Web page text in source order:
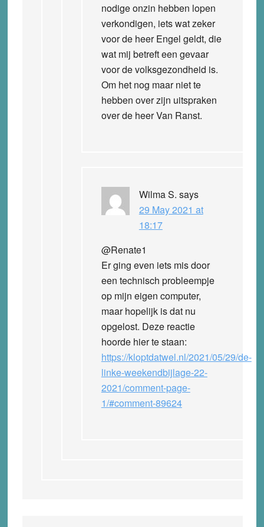
nodige onzin hebben lopen
verkondigen, iets wat zeker
voor de heer Engel geldt, die
wat mij betreft een gevaar
voor de volksgezondheid is.
Om het nog maar niet te
hebben over zijn uitspraken
over de heer Van Ranst.
Wilma S. says
29 May 2021 at
18:17
@Renate1
Er ging even iets mis door
een technisch probleempje
op mijn eigen computer,
maar hopelijk is dat nu
opgelost. Deze reactie
hoorde hier te staan:
https://kloptdatwel.nl/2021/05/29/de-
linke-weekendbijlage-22-
2021/comment-page-
1/#comment-89624